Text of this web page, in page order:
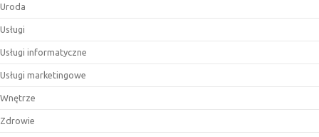
Uroda
Usługi
Usługi informatyczne
Usługi marketingowe
Wnętrze
Zdrowie